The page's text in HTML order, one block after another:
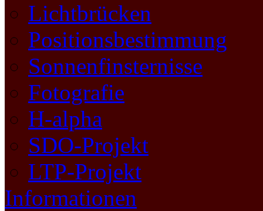
Lichtbrücken
Positionsbestimmung
Sonnenfinsternisse
Fotografie
H-alpha
SDO-Projekt
LTP-Projekt
Informationen